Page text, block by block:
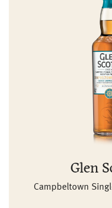
Glen
Campbeltown